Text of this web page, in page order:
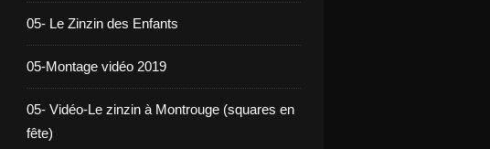
05- Le Zinzin des Enfants
05-Montage vidéo 2019
05- Vidéo-Le zinzin à Montrouge (squares en
fête)